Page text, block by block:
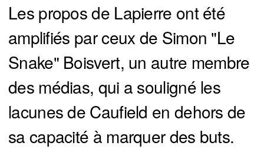
Les propos de Lapierre ont été
amplifiés par ceux de Simon "Le
Snake" Boisvert, un autre membre
des médias, qui a souligné les
lacunes de Caufield en dehors de
sa capacité à marquer des buts.